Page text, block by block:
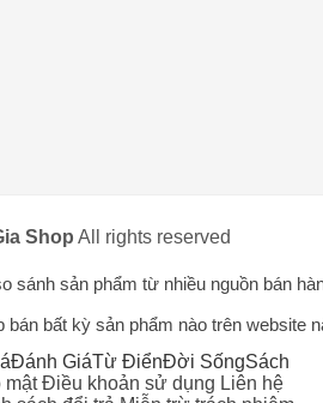
Shop All rights reserved
sánh sản phẩm từ nhiều nguồn bán
bất kỳ sản phẩm nào trên website
Đánh GiáTừ ĐiểnĐời SốngSách
mật Điều khoản sử dụng Liên hệ